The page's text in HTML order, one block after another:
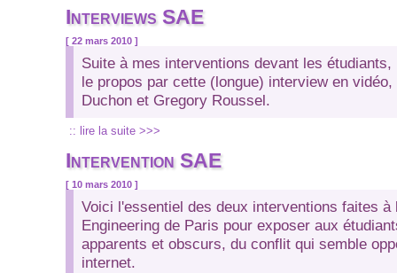
Interviews SAE
[ 22 mars 2010 ]
Suite à mes interventions devant les
le propos par cette (longue) interview en
Duchon et Gregory Roussel.
:: lire la suite >>>
Intervention SAE
[ 10 mars 2010 ]
Voici l'essentiel des deux interventions faites à
Engineering de Paris pour exposer aux
apparents et obscurs, du conflit qui semble
internet.